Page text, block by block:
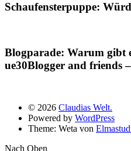
Schaufensterpuppe:
Blogparade: Warum gibt
ue30Blogger and friends –
© 2026 Claudias Welt.
Powered by WordPress
Theme: Weta von
Nach Oben